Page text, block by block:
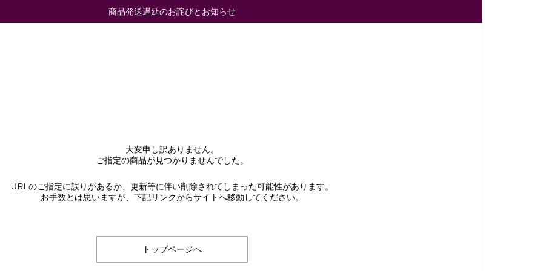
商品発送遅延のお詫びとお知らせ
大変申し訳ありません。
ご指定の商品が見つかりませんでした。
URLのご指定に誤りがあるか、更新等に伴い削除されてしまった可能性があります。
お手数とは思いますが、下記リンクからサイトへ移動してください。
トップページへ